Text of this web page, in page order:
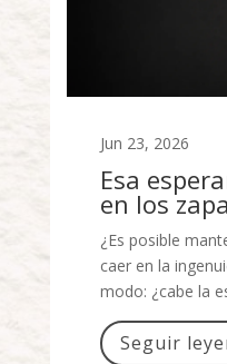
Jun 23, 2026
Esa
en los
¿Es posible
caer en la
modo: ¿cabe la
Seguir